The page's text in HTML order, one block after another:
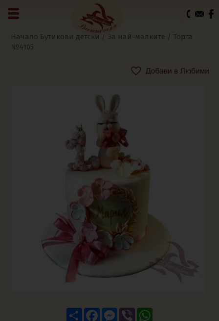
0
Начало Бутикови детски / За най-малките / Торта
№4105
ShareFacebookMessenger
Viber